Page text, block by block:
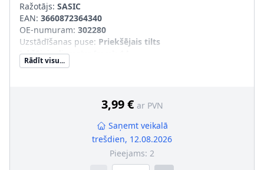
Ražotājs: SASIC
EAN: 3660872364340
OE-numuram: 302280
Uzstādīšanas puse: Priekšējais tilts
Iekšējais diametrs [mm]
Ārējais diametrs [mm]
Rādīt visu...
3,99 € ar PVN
Saņemt veikalā
trešdien, 12.08.2026
Pieejams: 2